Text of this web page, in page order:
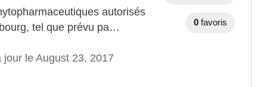
autorisés
tel que prévu pa…
jour le August 23, 2017
0 favoris